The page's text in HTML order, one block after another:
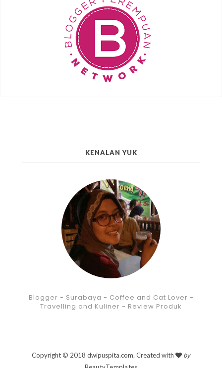
KENALAN YUK
Blogger - Surabaya - Coffee and Cat Lover -
Travelling and Kuliner - Review Produk
Copyright © 2018 dwipuspita.com. Created with
by